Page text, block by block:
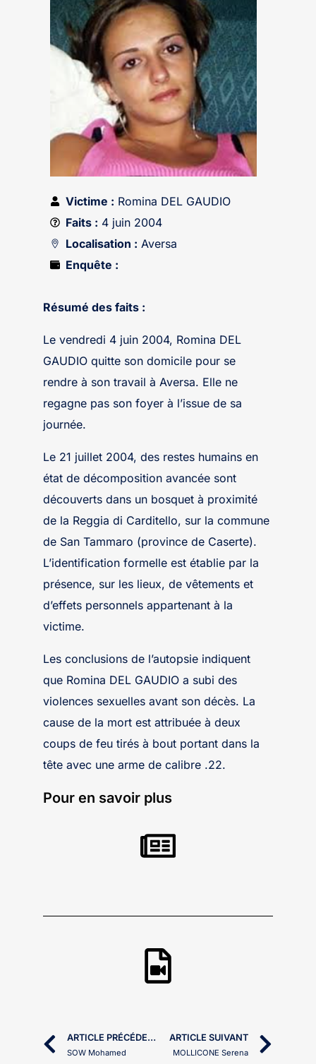
Victime : Romina DEL GAUDIO
Faits : 4 juin 2004
Localisation : Aversa
Enquête :
Résumé des faits :
Le vendredi 4 juin 2004, Romina DEL
GAUDIO quitte son domicile pour se
rendre à son travail à Aversa. Elle ne
regagne pas son foyer à l’issue de sa
journée.
Le 21 juillet 2004, des restes humains en
état de décomposition avancée sont
découverts dans un bosquet à proximité
de la Reggia di Carditello, sur la commune
de San Tammaro (province de Caserte).
L’identification formelle est établie par la
présence, sur les lieux, de vêtements et
d’effets personnels appartenant à la
victime.
Les conclusions de l’autopsie indiquent
que Romina DEL GAUDIO a subi des
violences sexuelles avant son décès. La
cause de la mort est attribuée à deux
coups de feu tirés à bout portant dans la
tête avec une arme de calibre .22.
Pour en savoir plus
ARTICLE PRÉCÉDENT
SOW Mohamed
ARTICLE SUIVANT
MOLLICONE Serena